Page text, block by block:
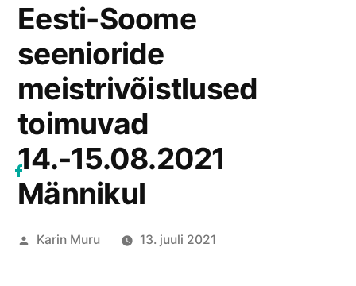
Eesti-Soome
seenioride
meistrivõistlused
toimuvad
14.-15.08.2021
Männikul
Posted
Karin Muru 13. juuli 2021